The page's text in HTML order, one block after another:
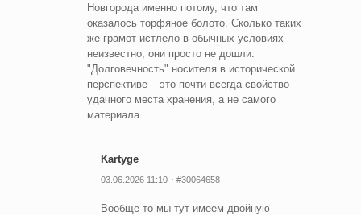
Новгорода именно потому, что там
оказалось торфяное болото. Сколько таких
же грамот истлело в обычных условиях –
неизвестно, они просто не дошли.
"Долговечность" носителя в исторической
перспективе – это почти всегда свойство
удачного места хранения, а не самого
материала.
Kartyge
03.06.2026 11:10 #30064658
Вообще-то мы тут имеем двойную